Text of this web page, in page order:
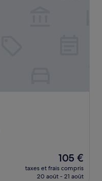
Le
nouveau
prix
105 €
taxes et frais compris
20 août - 21 août